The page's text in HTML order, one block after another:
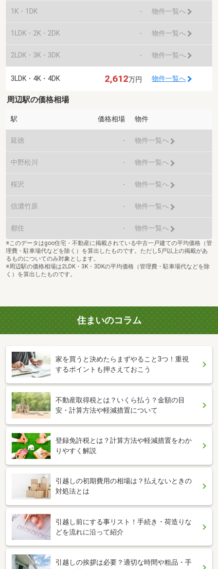
1K・1DK - 物件一覧へ
1LDK・2K・2DK - 物件一覧へ
2LDK・3K・3DK - 物件一覧へ
3LDK・4K・4DK 2,612万円 物件一覧へ
周辺駅の価格相場
駅 価格相場 物件
延徳 - 物件一覧へ
中野松川 - 物件一覧へ
桜沢 - 物件一覧へ
信濃竹原 - 物件一覧へ
都住 - 物件一覧へ
※このデータはgoo住宅・不動産に掲載されている中古一戸建ての平均価格（管
理費・駐車場代などを除く）を算出したものです。ただし5戸以上の掲載があ
るものについてのみ対象とします。
※周辺駅の価格相場は2LDK・3K・3DKの平均価格（管理費・駐車場代などを除
く）を算出したものです。
住まいのコラム
家を買うと決めたらまずやること3つ！重視
するポイントも押さえておこう
不動産取得税とは？いくら払う？金額の目
安・計算方法や軽減措置について
登録免許税とは？計算方法や軽減措置をわか
りやすく解説
引越しの初期費用の相場は？払えないときの
対処法とは
引越し前にする事リスト！手続き・荷造りな
どを流れに沿って紹介
引越しの挨拶は必要？適切な時間や粗品・手